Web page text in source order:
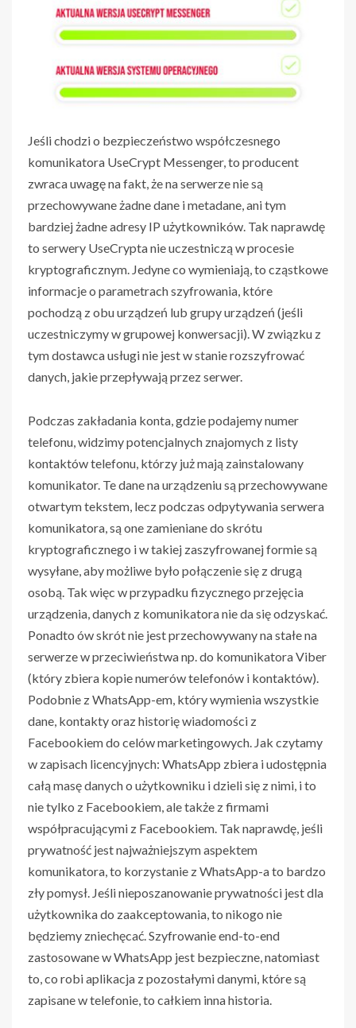
Jeśli chodzi o bezpieczeństwo współczesnego
komunikatora UseCrypt Messenger, to producent
zwraca uwagę na fakt, że na serwerze nie są
przechowywane żadne dane i metadane, ani tym
bardziej żadne adresy IP użytkowników. Tak naprawdę
to serwery UseCrypta nie uczestniczą w procesie
kryptograficznym. Jedyne co wymieniają, to cząstkowe
informacje o parametrach szyfrowania, które
pochodzą z obu urządzeń lub grupy urządzeń (jeśli
uczestniczymy w grupowej konwersacji). W związku z
tym dostawca usługi nie jest w stanie rozszyfrować
danych, jakie przepływają przez serwer.
Podczas zakładania konta, gdzie podajemy numer
telefonu, widzimy potencjalnych znajomych z listy
kontaktów telefonu, którzy już mają zainstalowany
komunikator. Te dane na urządzeniu są przechowywane
otwartym tekstem, lecz podczas odpytywania serwera
komunikatora, są one zamieniane do skrótu
kryptograficznego i w takiej zaszyfrowanej formie są
wysyłane, aby możliwe było połączenie się z drugą
osobą. Tak więc w przypadku fizycznego przejęcia
urządzenia, danych z komunikatora nie da się odzyskać.
Ponadto ów skrót nie jest przechowywany na stałe na
serwerze w przeciwieństwa np. do komunikatora Viber
(który zbiera kopie numerów telefonów i kontaktów).
Podobnie z WhatsApp-em, który wymienia wszystkie
dane, kontakty oraz historię wiadomości z
Facebookiem do celów marketingowych. Jak czytamy
w zapisach licencyjnych: WhatsApp zbiera i udostępnia
całą masę danych o użytkowniku i dzieli się z nimi, i to
nie tylko z Facebookiem, ale także z firmami
współpracującymi z Facebookiem. Tak naprawdę, jeśli
prywatność jest najważniejszym aspektem
komunikatora, to korzystanie z WhatsApp-a to bardzo
zły pomysł. Jeśli nieposzanowanie prywatności jest dla
użytkownika do zaakceptowania, to nikogo nie
będziemy zniechęcać. Szyfrowanie end-to-end
zastosowane w WhatsApp jest bezpieczne, natomiast
to, co robi aplikacja z pozostałymi danymi, które są
zapisane w telefonie, to całkiem inna historia.